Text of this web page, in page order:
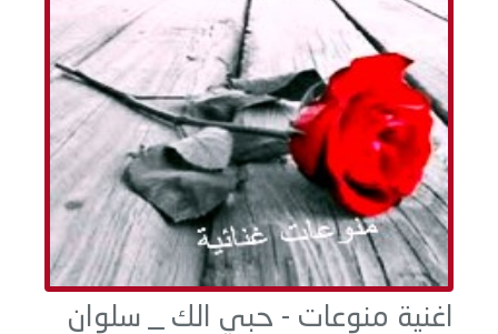
اغنية منوعات - حبي الك _ سلوان